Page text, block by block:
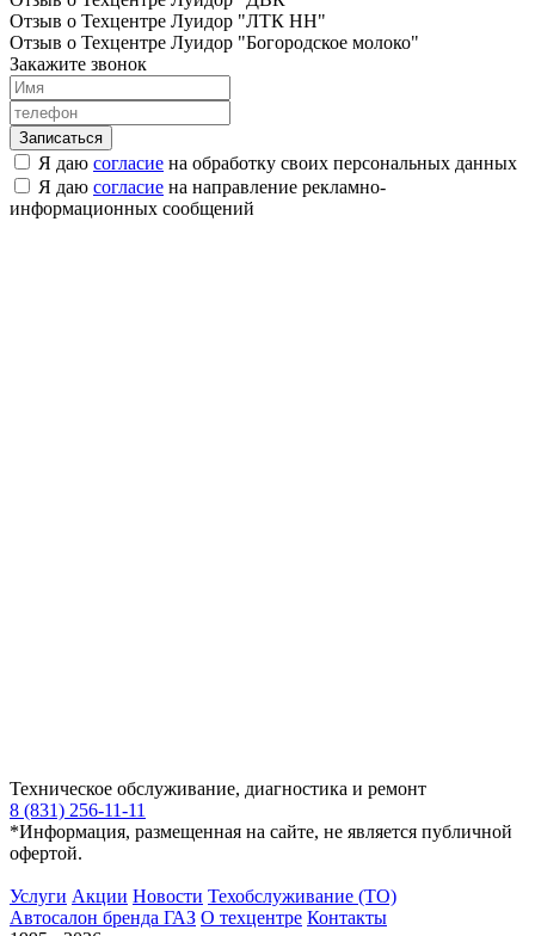
Отзыв о Техцентре Луидор "ЛТК НН"
Отзыв о Техцентре Луидор "Богородское молоко"
Закажите звонок
Я даю согласие на обработку своих персональных данных
Я даю согласие на направление рекламно-
информационных сообщений
Техническое обслуживание, диагностика и ремонт
8 (831) 256-11-11
*Информация, размещенная на сайте, не является публичной
офертой.
Услуги Акции Новости Техобслуживание (ТО)
Автосалон бренда ГАЗ О техцентре Контакты